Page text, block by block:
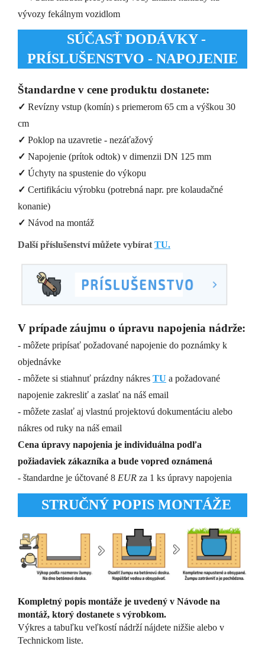
vývozy fekálnym vozidlom
SÚČASŤ DODÁVKY -
PRÍSLUŠENSTVO - NAPOJENIE
Štandardne v cene produktu dostanete:
✓ Revízny vstup (komín) s priemerom 65 cm a výškou 30
cm
✓ Poklop na uzavretie - nezáťažový
✓ Napojenie (prítok odtok) v dimenzii DN 125 mm
✓ Úchyty na spustenie do výkopu
✓ Certifikáciu výrobku (potrebná napr. pre kolaudačné
konanie)
✓ Návod na montáž
Další příslušenství můžete vybírat TU.
V prípade záujmu o úpravu napojenia nádrže:
- môžete pripísať požadované napojenie do poznámky k
objednávke
- môžete si stiahnuť prázdny nákres TU a požadované
napojenie zakresliť a zaslať na náš email
- môžete zaslať aj vlastnú projektovú dokumentáciu alebo
nákres od ruky na náš email
Cena úpravy napojenia je individuálna podľa
požiadaviek zákazníka a bude vopred oznámená
- štandardne je účtované 8 EUR za 1 ks úpravy napojenia
STRUČNÝ POPIS MONTÁŽE
Kompletný popis montáže je uvedený v Návode na
montáž, ktorý dostanete s výrobkom.
Výkres a tabuľku veľkostí nádrží nájdete nižšie alebo v
Technickom liste.